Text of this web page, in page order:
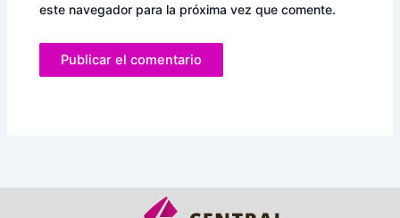
este navegador para la próxima vez que comente.